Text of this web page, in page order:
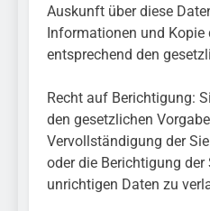
Auskunft über diese
Informationen und Kopie
entsprechend den
Recht auf Berichtigung:
den gesetzlichen
Vervollständigung der
oder die Berichtigung der
unrichtigen Daten zu